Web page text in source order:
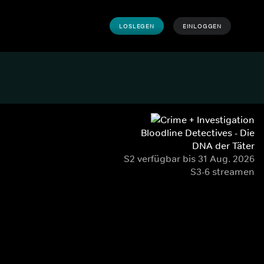
LOSLEGEN EINLOGGEN
Bloodline Detectives - Die
DNA der Täter
S2 verfügbar bis 31 Aug. 2026
S3-6 streamen